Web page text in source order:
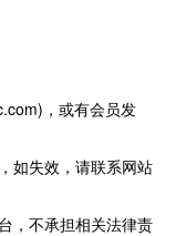
，或有会员发
如失效，请联系网站
，不承担相关法律责